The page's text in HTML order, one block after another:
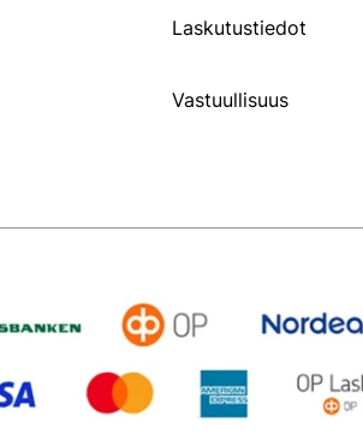
Laskutustiedot
Vastuullisuus